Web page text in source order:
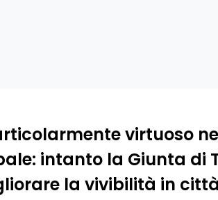
virtuoso
intanto la Giunta di
la vivibilità in